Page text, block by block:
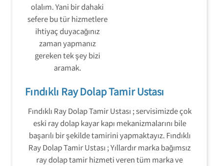
olalım. Yani bir dahaki
sefere bu tür hizmetlere
ihtiyaç duyacağınız
zaman yapmanız
gereken tek şey bizi
aramak.
Fındıklı Ray Dolap Tamir Ustası
Fındıklı Ray Dolap Tamir Ustası ; servisimizde çok
eski ray dolap kayar kapı mekanizmalarını bile
başarılı bir şekilde tamirini yapmaktayız. Fındıklı
Ray Dolap Tamir Ustası ; Yıllardır marka bağımsız
ray dolap tamir hizmeti veren tüm marka ve